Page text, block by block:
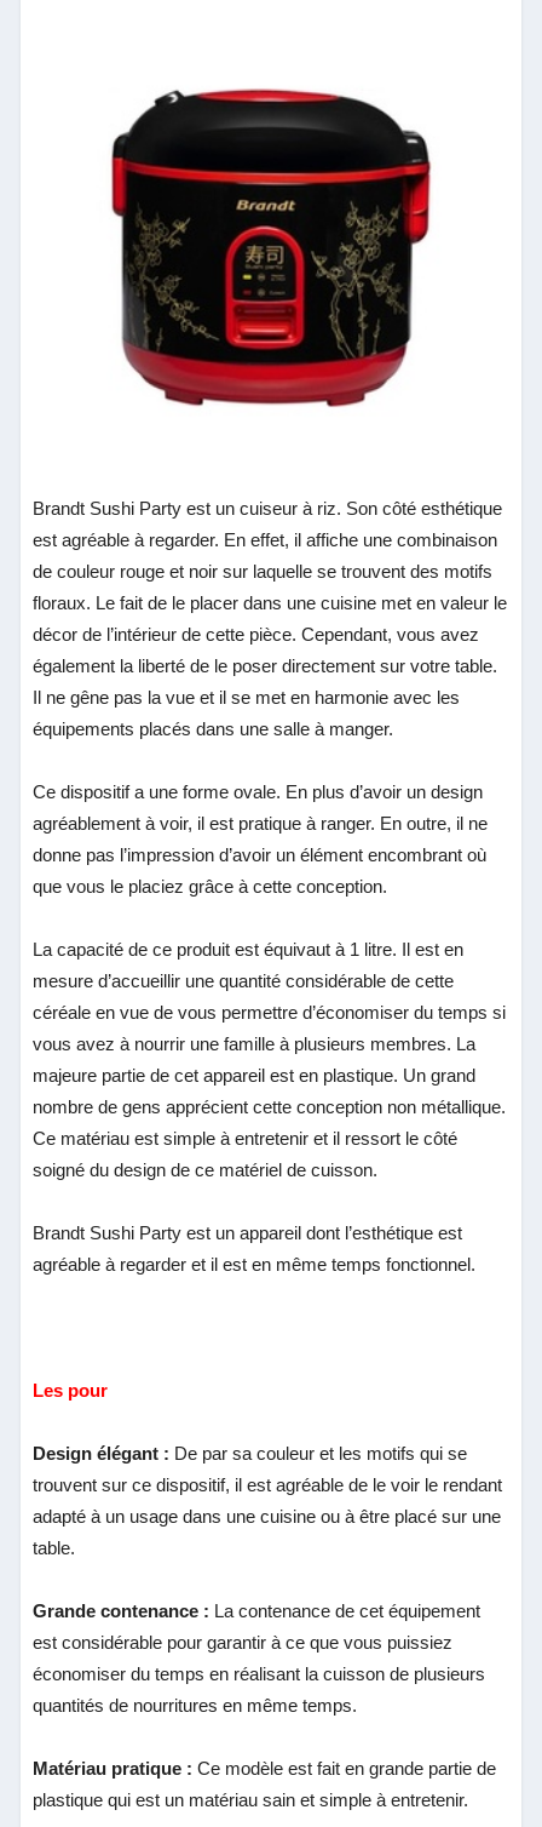
Brandt Sushi Party est un cuiseur à riz. Son côté esthétique
est agréable à regarder. En effet, il affiche une combinaison
de couleur rouge et noir sur laquelle se trouvent des motifs
floraux. Le fait de le placer dans une cuisine met en valeur le
décor de l’intérieur de cette pièce. Cependant, vous avez
également la liberté de le poser directement sur votre table.
Il ne gêne pas la vue et il se met en harmonie avec les
équipements placés dans une salle à manger.
Ce dispositif a une forme ovale. En plus d’avoir un design
agréablement à voir, il est pratique à ranger. En outre, il ne
donne pas l’impression d’avoir un élément encombrant où
que vous le placiez grâce à cette conception.
La capacité de ce produit est équivaut à 1 litre. Il est en
mesure d’accueillir une quantité considérable de cette
céréale en vue de vous permettre d’économiser du temps si
vous avez à nourrir une famille à plusieurs membres. La
majeure partie de cet appareil est en plastique. Un grand
nombre de gens apprécient cette conception non métallique.
Ce matériau est simple à entretenir et il ressort le côté
soigné du design de ce matériel de cuisson.
Brandt Sushi Party est un appareil dont l’esthétique est
agréable à regarder et il est en même temps fonctionnel.
Les pour
Design élégant : De par sa couleur et les motifs qui se
trouvent sur ce dispositif, il est agréable de le voir le rendant
adapté à un usage dans une cuisine ou à être placé sur une
table.
Grande contenance : La contenance de cet équipement
est considérable pour garantir à ce que vous puissiez
économiser du temps en réalisant la cuisson de plusieurs
quantités de nourritures en même temps.
Matériau pratique : Ce modèle est fait en grande partie de
plastique qui est un matériau sain et simple à entretenir.